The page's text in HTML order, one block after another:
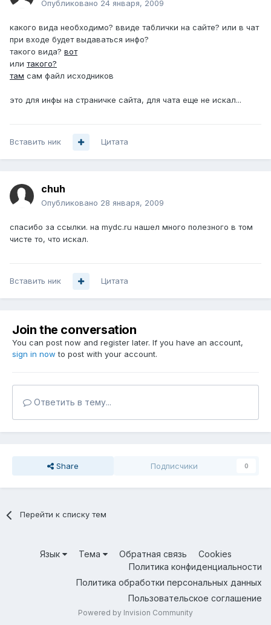
Опубликовано 24 января, 2009
какого вида необходимо? ввиде таблички на сайте? или в чат
при входе будет выдаваться инфо?
такого вида? вот
или такого?
там сам файл исходников
это для инфы на страничке сайта, для чата еще не искал...
Вставить ник Цитата
chuh
Опубликовано 28 января, 2009
спасибо за ссылки. на mydc.ru нашел много полезного в том
чисте то, что искал.
Вставить ник Цитата
Join the conversation
You can post now and register later. If you have an account,
sign in now to post with your account.
Ответить в тему...
Share Подписчики 0
Перейти к списку тем
Язык Тема Обратная связь
Cookies
Политика конфиденциальности
Политика обработки персональных данных
Пользовательское соглашение
Powered by Invision Community